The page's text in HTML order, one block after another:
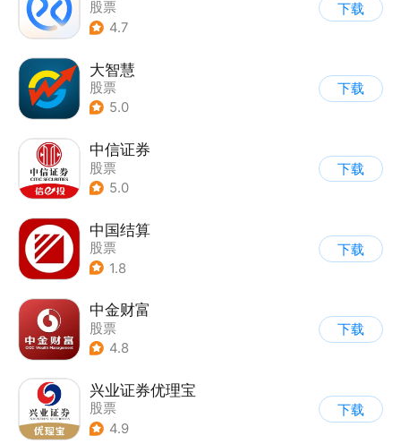
股票
4.7
下载
大智慧
股票
5.0
下载
中信证券
股票
5.0
下载
中国结算
股票
1.8
下载
中金财富
股票
4.8
下载
兴业证券优理宝
股票
4.9
下载